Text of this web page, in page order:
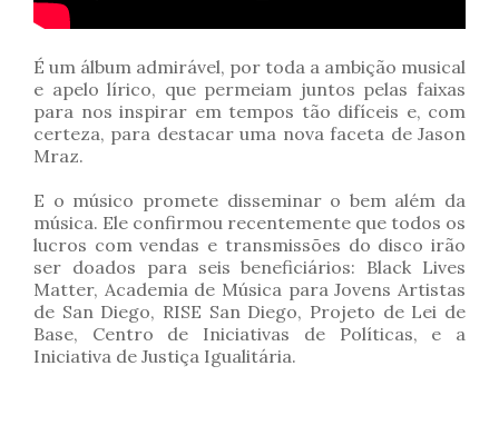
É um álbum admirável, por toda a ambição musical
e apelo lírico, que permeiam juntos pelas faixas
para nos inspirar em tempos tão difíceis e, com
certeza, para destacar uma nova faceta de Jason
Mraz.
E o músico promete disseminar o bem além da
música. Ele confirmou recentemente que todos os
lucros com vendas e transmissões do disco irão
ser doados para seis beneficiários: Black Lives
Matter, Academia de Música para Jovens Artistas
de San Diego, RISE San Diego, Projeto de Lei de
Base, Centro de Iniciativas de Políticas, e a
Iniciativa de Justiça Igualitária.